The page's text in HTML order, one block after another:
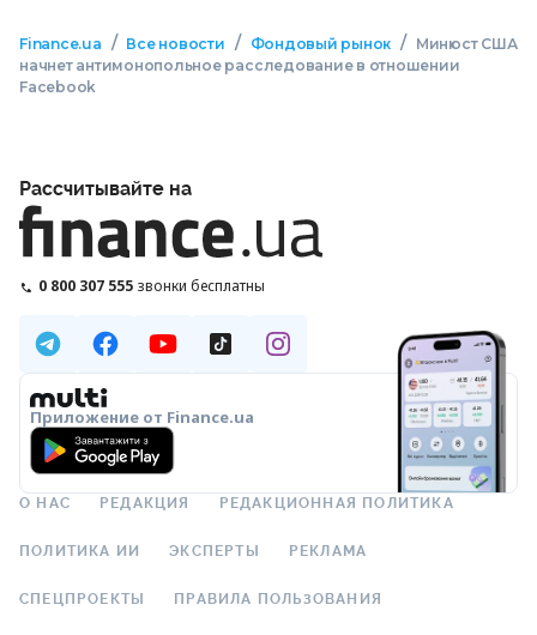
Finance.ua / Все новости / Фондовый рынок /
Минюст США
начнет антимонопольное расследование в отношении
Facebook
Рассчитывайте на
0 800 307 555 звонки бесплатны
Приложение от Finance.ua
О НАС РЕДАКЦИЯ РЕДАКЦИОННАЯ ПОЛИТИКА
ПОЛИТИКА ИИ ЭКСПЕРТЫ РЕКЛАМА
СПЕЦПРОЕКТЫ ПРАВИЛА ПОЛЬЗОВАНИЯ